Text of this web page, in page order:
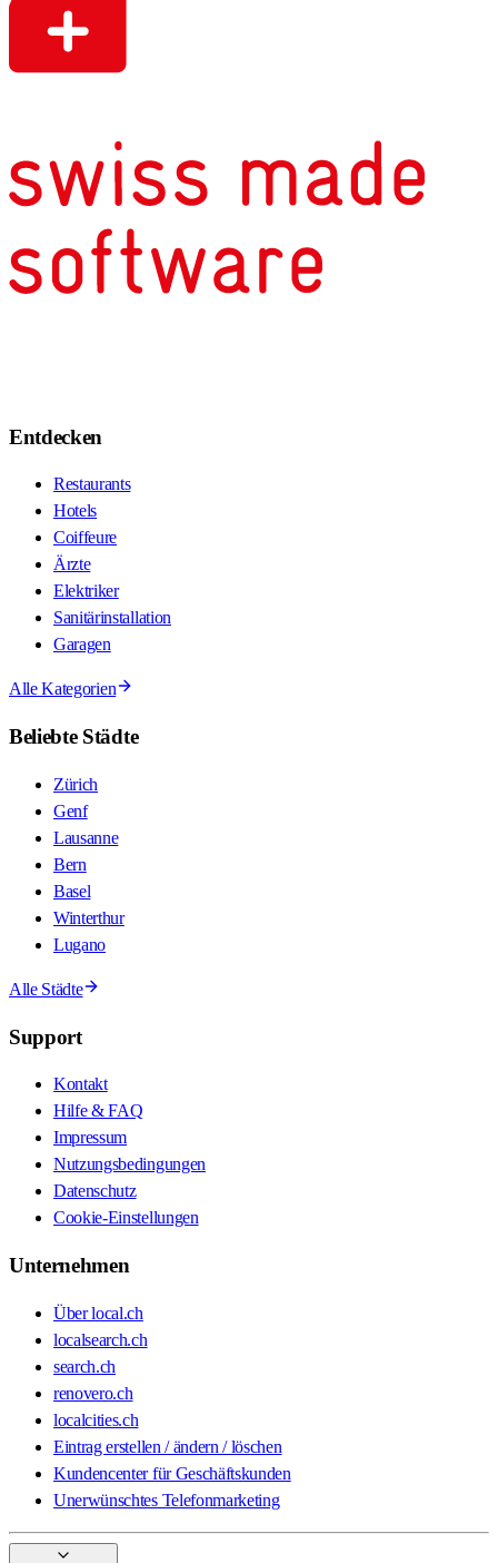
Entdecken
Restaurants
Hotels
Coiffeure
Ärzte
Elektriker
Sanitärinstallation
Garagen
Alle Kategorien
Beliebte Städte
Zürich
Genf
Lausanne
Bern
Basel
Winterthur
Lugano
Alle Städte
Support
Kontakt
Hilfe & FAQ
Impressum
Nutzungsbedingungen
Datenschutz
Cookie-Einstellungen
Unternehmen
Über local.ch
localsearch.ch
search.ch
renovero.ch
localcities.ch
Eintrag erstellen / ändern / löschen
Kundencenter für Geschäftskunden
Unerwünschtes Telefonmarketing